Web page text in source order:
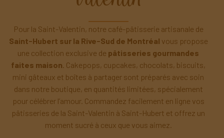
Pour la Saint-Valentin, notre café-pâtisserie artisanale de
Saint-Hubert sur la Rive-Sud de Montréal vous propose
une collection exclusive de pâtisseries gourmandes
faites maison. Cakepops, cupcakes, chocolats, biscuits,
mini gâteaux et boîtes à partager sont préparés avec soin
dans notre boutique, en quantités limitées, spécialement
pour célébrer l’amour. Commandez facilement en ligne vos
pâtisseries de la Saint-Valentin à Saint-Hubert et offrez un
moment sucré à ceux que vous aimez.